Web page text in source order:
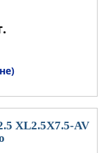
XL2.5X7.5-AV